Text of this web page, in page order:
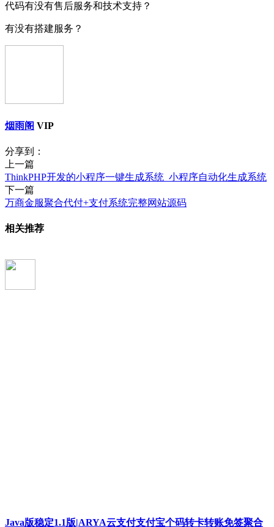
代码有没有售后服务和技术支持？
有没有搭建服务？
烟雨阁 VIP
分享到：
上一篇
ThinkPHP开发的小程序一键生成系统_小程序自动化生成系统
下一篇
万商金服聚合代付+支付系统完整网站源码
相关推荐
Java版稳定1.1版|ARYA云支付支付宝个码转卡转账免签聚合